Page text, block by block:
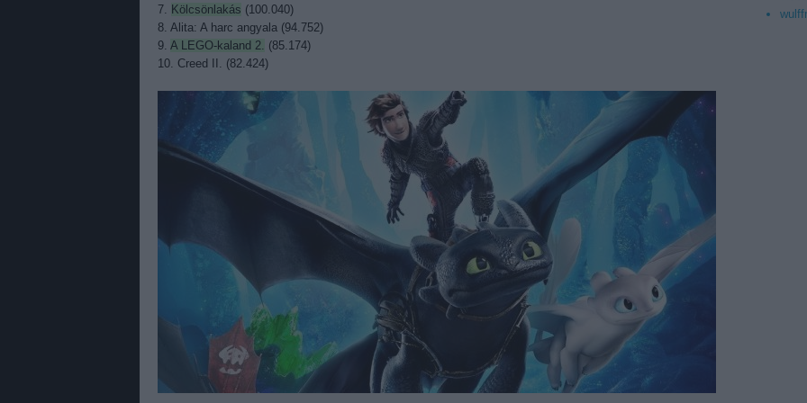
7. Kölcsönlakás (100.040)
8. Alita: A harc angyala(94.752)
9. A LEGO-kaland 2. (85.174)
10. Creed II. (82.424)